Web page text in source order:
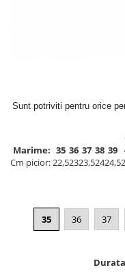
Sunt potriviti pentru orice
Marime: 35 36 37 38 39
Cm picior:22,52323,52424,5
35 36 37